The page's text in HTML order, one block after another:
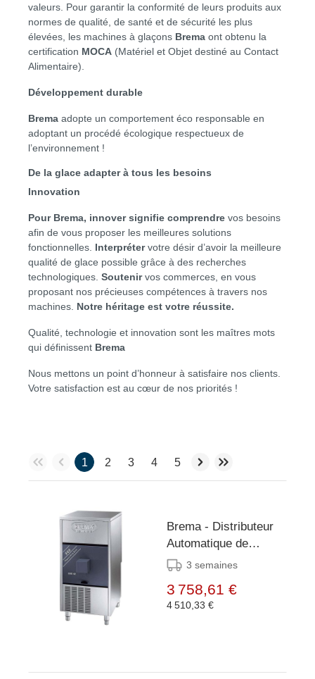
valeurs. Pour garantir la conformité de leurs produits aux
normes de qualité, de santé et de sécurité les plus
élevées, les machines à glaçons Brema ont obtenu la
certification MOCA (Matériel et Objet destiné au Contact
Alimentaire).
Développement durable
Brema adopte un comportement éco responsable en
adoptant un procédé écologique respectueux de
l’environnement !
De la glace adapter à tous les besoins
Innovation
Pour Brema, innover signifie comprendre vos besoins
afin de vous proposer les meilleures solutions
fonctionnelles. Interprétervotre désir d’avoir la meilleure
qualité de glace possible grâce à des recherches
technologiques. Soutenirvos commerces, en vous
proposant nos précieuses compétences à travers nos
machines. Notre héritage est votre réussite.
Qualité, technologie et innovation sont les maîtres mots
qui définissent Brema
Nous mettons un point d’honneur à satisfaire nos clients.
Votre satisfaction est au cœur de nos priorités !
1 2 3 4 5
Brema - Distributeur
Automatique de
Glaçons - 44 kg/24h -
Condenseur Air/Eau
3 semaines
3 758,61 €
4 510,33 €